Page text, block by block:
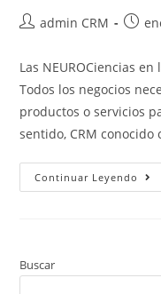
admin CRM
Las NEUROCiencias
Todos los negocios
productos o servicios
sentido, CRM conocido
Continuar Leyendo
Buscar